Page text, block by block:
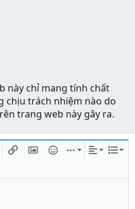
này chỉ mang tính chất
chịu trách nhiệm nào do
trang web này gây ra.